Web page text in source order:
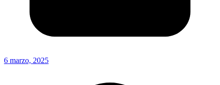
6 marzo, 2025